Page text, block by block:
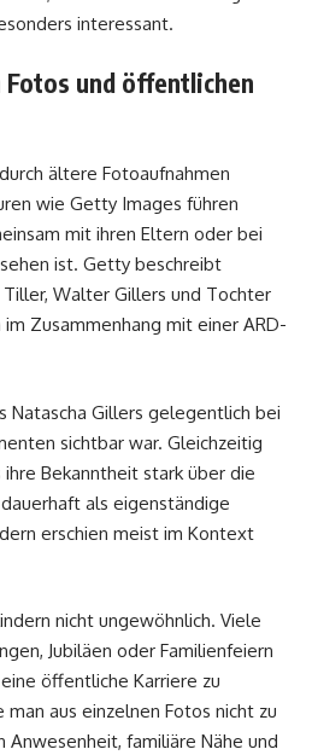
interessant.
Fotos und öffentlichen
ältere Fotoaufnahmen
wie Getty Images führen
mit ihren Eltern oder bei
ist. Getty beschreibt
Walter Gillers und Tochter
Zusammenhang mit einer ARD-
Natascha Gillers gelegentlich bei
sichtbar war. Gleichzeitig
Bekanntheit stark über die
als eigenständige
erschien meist im Kontext
nicht ungewöhnlich. Viele
Jubiläen oder Familienfeiern
öffentliche Karriere zu
aus einzelnen Fotos nicht zu
familiäre Nähe und